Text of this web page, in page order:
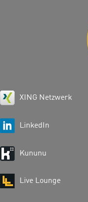
XING Netzwerk
LinkedIn
Kununu
Live Lounge